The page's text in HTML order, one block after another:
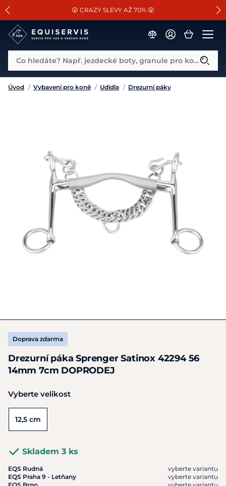
SLEVA 13% na vše od Cassini!
😮 CRAZY SLEVY AŽ 70% 😮
📐Pasování a doplňky k vybraným sedlům ZDARMA 🐴
Co hledáte? Např. jezdecké boty, granule pro koně...
Úvod / Vybavení pro koně / Udidla / Drezurní páky
Doprava zdarma
Drezurní páka Sprenger Satinox 42294 56
14mm 7cm DOPRODEJ
Vyberte velikost
12,5 cm
Skladem 3 ks
EQS Rudná
vyberte variantu
EQS Praha 9 - Letňany
vyberte variantu